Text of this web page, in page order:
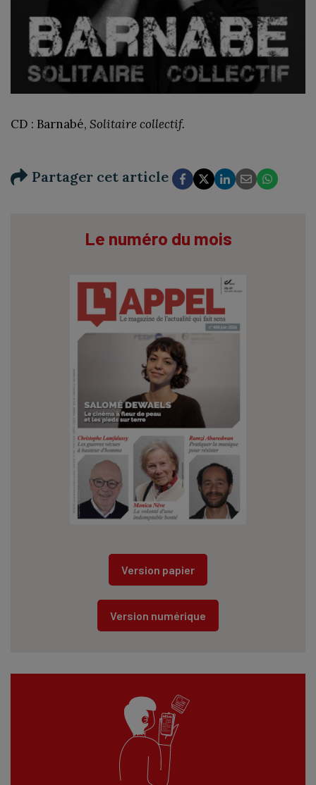
CD : Barnabé, Solitaire collectif.
Partager cet article
Le numéro du mois
Version papier
Version numérique